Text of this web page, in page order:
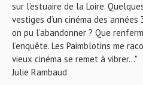
sur l’estuaire de la Loire.
vestiges d’un cinéma des
on pu l’abandonner ? Que
l’enquête. Les Paimblotins me
vieux cinéma se remet à vibrer..."
Julie Rambaud